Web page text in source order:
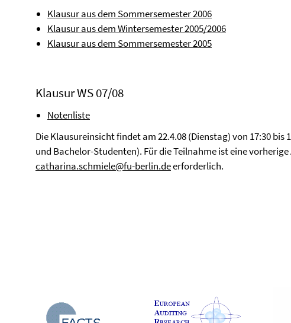
Klausur aus dem Sommersemester 2006
Klausur aus dem Wintersemester 2005/2006
Klausur aus dem Sommersemester 2005
Klausur WS 07/08
Notenliste
Die Klausureinsicht findet am 22.4.08 (Dienstag) von 17:30 bis
und Bachelor-Studenten). Für die Teilnahme ist eine
catharina.schmiele@fu-berlin.deerforderlich.